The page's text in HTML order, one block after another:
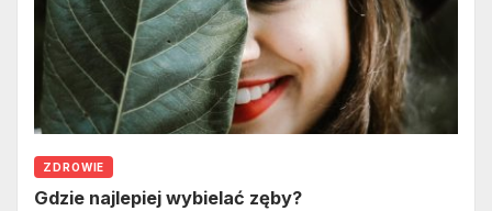
ZDROWIE
Gdzie najlepiej wybielać zęby?